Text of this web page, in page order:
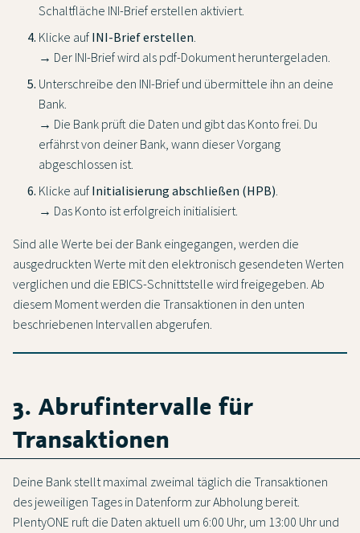
Schaltfläche INI-Brief erstellen aktiviert.
Klicke auf INI-Brief erstellen.
→ Der INI-Brief wird als pdf-Dokument heruntergeladen.
Unterschreibe den INI-Brief und übermittele ihn an deine
Bank.
→ Die Bank prüft die Daten und gibt das Konto frei. Du
erfährst von deiner Bank, wann dieser Vorgang
abgeschlossen ist.
Klicke auf Initialisierung abschließen (HPB).
→ Das Konto ist erfolgreich initialisiert.
Sind alle Werte bei der Bank eingegangen, werden die
ausgedruckten Werte mit den elektronisch gesendeten Werten
verglichen und die EBICS-Schnittstelle wird freigegeben. Ab
diesem Moment werden die Transaktionen in den unten
beschriebenen Intervallen abgerufen.
3. Abrufintervalle für
Transaktionen
Deine Bank stellt maximal zweimal täglich die Transaktionen
des jeweiligen Tages in Datenform zur Abholung bereit.
PlentyONE ruft die Daten aktuell um 6:00 Uhr, um 13:00 Uhr und